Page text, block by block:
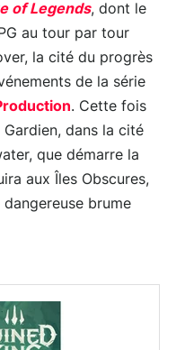
of Legends, dont le
au tour par tour
la cité du progrès
de la série
. Cette fois
Gardien, dans la cité
que démarre la
aux Îles Obscures,
brume